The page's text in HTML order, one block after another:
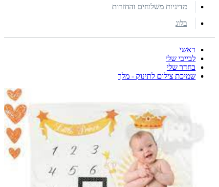
מדיניות משלוחים והחזרות
בלוג
ראשי
לבייבי שלי
בחדר שלי
שמיכת צילום לתינוק - מלך